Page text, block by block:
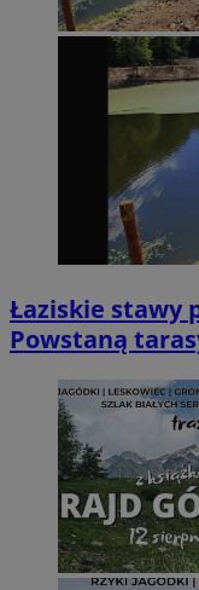
Łaziskie stawy
Powstaną